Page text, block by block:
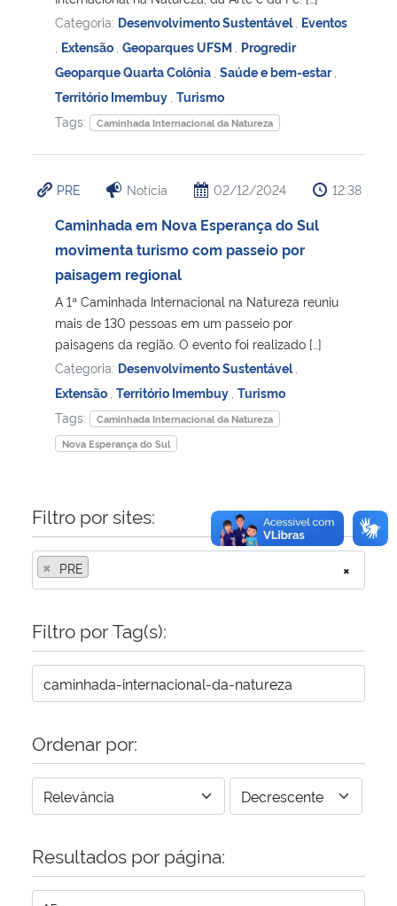
Secretaria de Governo
Gabinete de Segurança Institucional
Advocacia-Geral da União
Banco Central do Brasil
Categoria: Desenvolvimento Sustentável
Eventos
Extensão Geoparques UFSM
Progredir
Geoparque Quarta Colônia Saúde e bem-estar
Território Imembuy Turismo
Tags:
Caminhada Internacional da Natureza
PRE Notícia 02/12/2024 12:38
Caminhada em Nova Esperança do Sul
movimenta turismo com passeio por
paisagem regional
A 1ª Caminhada Internacional na Natureza reuniu
mais de 130 pessoas em um passeio por
paisagens da região. O evento foi realizado […]
Categoria: Desenvolvimento Sustentável
Extensão Território Imembuy Turismo
Tags:
Caminhada Internacional da Natureza
Nova Esperança do Sul
Filtro por sites:
×
× PRE
Filtro por Tag(s):
Ordenar por:
Resultados por página: